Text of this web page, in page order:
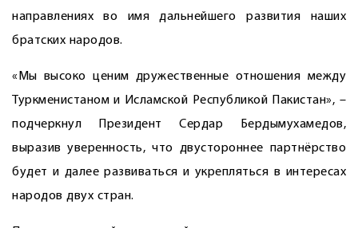
направлениях во имя дальнейшего развития наших
братских народов.
«Мы высоко ценим дружественные отношения между
Туркменистаном и Исламской Республикой Пакистан», –
подчеркнул Президент Сердар Бердымухамедов,
выразив уверенность, что двустороннее парт­нёрство
будет и далее развиваться и укрепляться в интересах
народов двух стран.